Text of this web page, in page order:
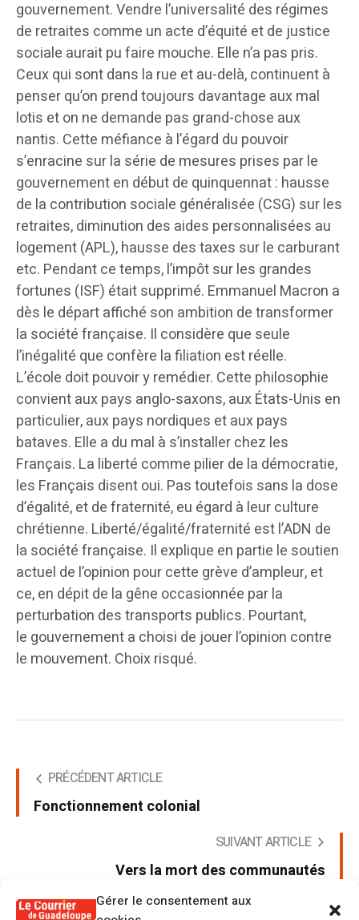
Gérer le consentement aux
gouvernement. Vendre l’universalité des régimes
de retraites comme un acte d’équité et de justice
sociale aurait pu faire mouche. Elle n’a pas pris.
Ceux qui sont dans la rue et au-delà, continuent à
penser qu’on prend toujours davantage aux mal
lotis et on ne demande pas grand-chose aux
nantis. Cette méfiance à l’égard du pouvoir
s’enracine sur la série de mesures prises par le
gouvernement en début de quinquennat : hausse
de la contribution sociale généralisée (CSG) sur les
retraites, diminution des aides personnalisées au
logement (APL), hausse des taxes sur le carburant
etc. Pendant ce temps, l’impôt sur les grandes
fortunes (ISF) était supprimé. Emmanuel Macron a
dès le départ affiché son ambition de transformer
la société française. Il considère que seule
l’inégalité que confère la filiation est réelle.
L’école doit pouvoir y remédier. Cette philosophie
convient aux pays anglo-saxons, aux États-Unis en
particulier, aux pays nordiques et aux pays
bataves. Elle a du mal à s’installer chez les
Français. La liberté comme pilier de la démocratie,
les Français disent oui. Pas toutefois sans la dose
d’égalité, et de fraternité, eu égard à leur culture
chrétienne. Liberté/égalité/fraternité est l’ADN de
la société française. Il explique en partie le soutien
actuel de l’opinion pour cette grève d’ampleur, et
ce, en dépit de la gêne occasionnée par la
perturbation des transports publics. Pourtant,
le gouvernement a choisi de jouer l’opinion contre
le mouvement. Choix risqué.
PRÉCÉDENT ARTICLE
Fonctionnement colonial
SUIVANT ARTICLE
Vers la mort des communautés